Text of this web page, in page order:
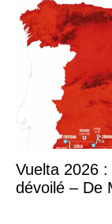
Vuelta 2026
dévoilé – De